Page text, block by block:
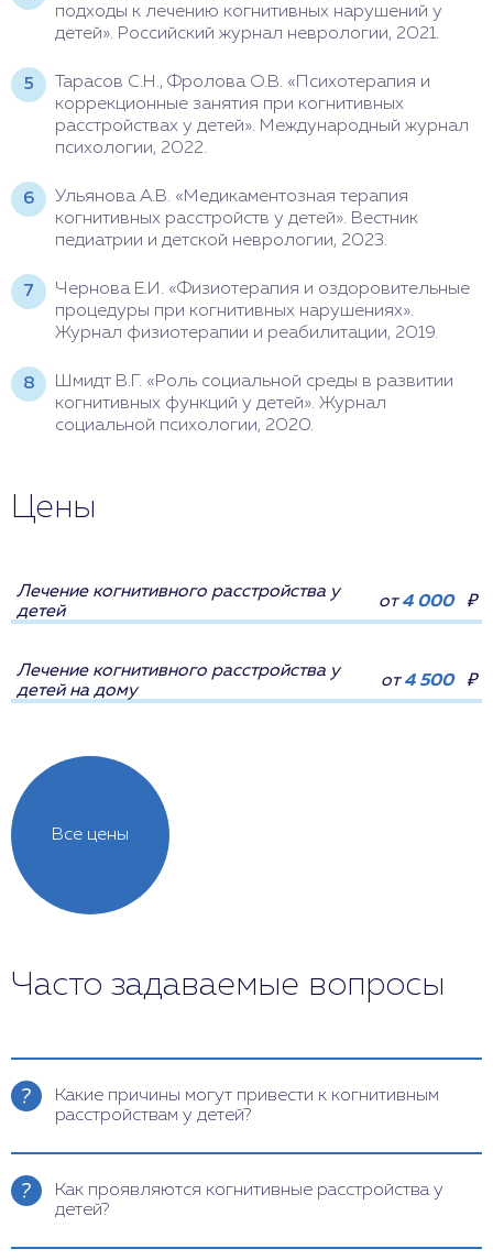
подходы к лечению когнитивных нарушений у
детей». Российский журнал неврологии, 2021.
Тарасов С.Н., Фролова О.В. «Психотерапия и
коррекционные занятия при когнитивных
расстройствах у детей». Международный журнал
психологии, 2022.
Ульянова А.В. «Медикаментозная терапия
когнитивных расстройств у детей». Вестник
педиатрии и детской неврологии, 2023.
Чернова Е.И. «Физиотерапия и оздоровительные
процедуры при когнитивных нарушениях».
Журнал физиотерапии и реабилитации, 2019.
Шмидт В.Г. «Роль социальной среды в развитии
когнитивных функций у детей». Журнал
социальной психологии, 2020.
Цены
Все цены
Лечение когнитивного расстройства у
детей
от4 000 ₽
Лечение когнитивного расстройства у
детей на дому
от4 500 ₽
Часто задаваемые вопросы
Какие причины могут привести к когнитивным
расстройствам у детей?
Причины разнообразны и включают генетические
болезни, перенесенные матерью во время
беременности, например, токсоплазмоз или
Как проявляются когнитивные расстройства у
детей?
Симптомы зависят от степени тяжести нарушения.